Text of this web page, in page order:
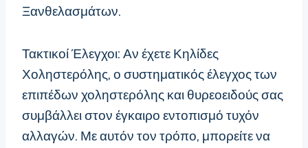
Ξανθελασμάτων.
Τακτικοί Έλεγχοι: Αν έχετε Κηλίδες
Χοληστερόλης, ο συστηματικός έλεγχος των
επιπέδων χοληστερόλης και θυρεοειδούς σας
συμβάλλει στον έγκαιρο εντοπισμό τυχόν
αλλαγών. Με αυτόν τον τρόπο, μπορείτε να